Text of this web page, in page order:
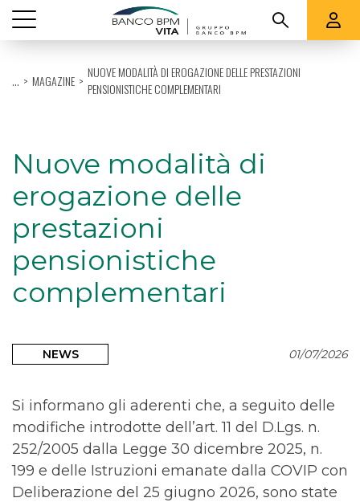
QUOTAZIONI E RENDICONTI
SUPPORTO
... MAGAZINE
NUOVE MODALITÀ DI EROGAZIONE DELLE PRESTAZIONI
PENSIONISTICHE COMPLEMENTARI
Nuove modalità di
erogazione delle
prestazioni
pensionistiche
complementari
NEWS 01/07/2026
Si informano gli aderenti che, a seguito delle
modifiche introdotte dell’art. 11 del D.Lgs. n.
252/2005 dalla Legge 30 dicembre 2025, n.
199 e delle Istruzioni emanate dalla COVIP con
Deliberazione del 25 giugno 2026, sono state